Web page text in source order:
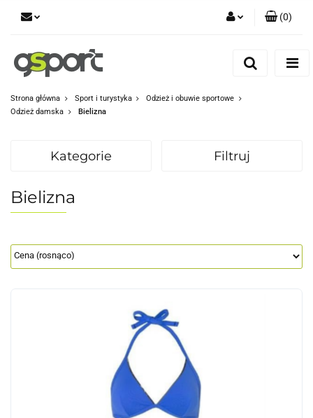
Dodaj zgłoszenie
(0)
Strona główna Sport i turystyka
Odzież i obuwie sportowe
Odzież damska
Bielizna
Kategorie Filtruj
Bielizna